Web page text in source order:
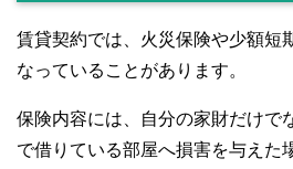
賃貸契約では、火災保険や少額短
なっていることがあります。
保険内容には、自分の家財だけで
で借りている部屋へ損害を与えた